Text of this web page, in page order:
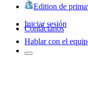
Edition de
Iniciar sesión
Contáctanos
Hablar con el